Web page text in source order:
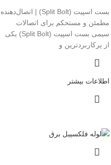
بست اسپیت (Split Bolt) | اتصال‌دهنده
مطمئن و مستحکم برای اتصالات
سیمی بست اسپیت (Split Bolt) یکی
از پرکاربردترین و
اطلاعات بیشتر